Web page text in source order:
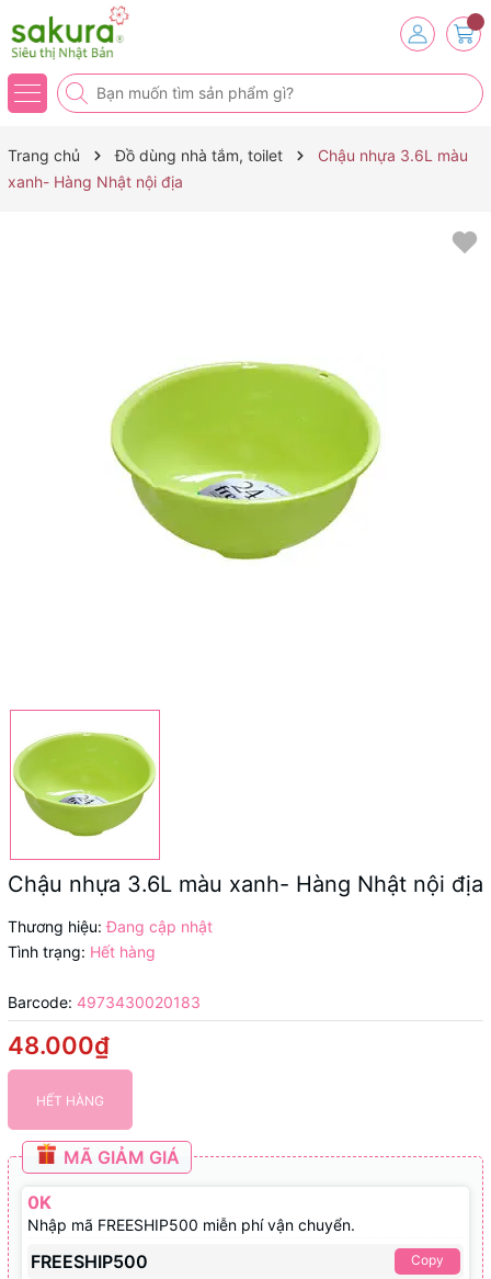
Trang chủ Đồ dùng nhà tắm, toilet
Chậu nhựa 3.6L màu
xanh- Hàng Nhật nội địa
Chậu nhựa 3.6L màu xanh- Hàng Nhật nội địa
Thương hiệu: Đang cập nhật
Tình trạng: Hết hàng
Barcode: 4973430020183
48.000₫
HẾT HÀNG
MÃ GIẢM GIÁ
0K
Nhập mã FREESHIP500 miễn phí vận chuyển.
FREESHIP500 Copy